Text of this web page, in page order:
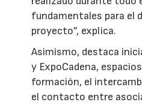
fundamentales para el
proyecto”, explica.
Asimismo, destaca
y ExpoCadena,
formación, el
el contacto entre